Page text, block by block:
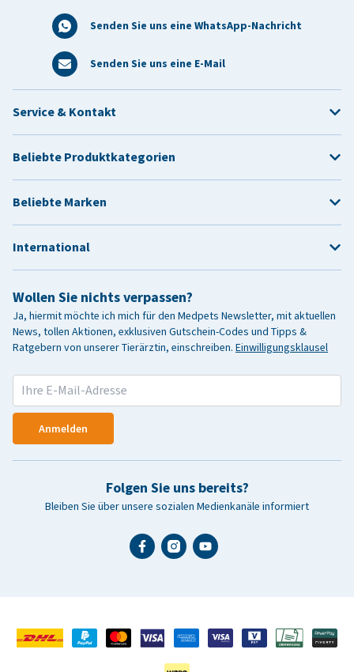
Senden Sie uns eine WhatsApp-Nachricht
Senden Sie uns eine E-Mail
Wollen Sie nichts verpassen?
Ja, hiermit möchte ich mich für den Medpets Newsletter, mit aktuellen
News, tollen Aktionen, exklusiven Gutschein-Codes und Tipps &
Ratgebern von unserer Tierärztin, einschreiben. Einwilligungsklausel
Anmelden
Folgen Sie uns bereits?
Bleiben Sie über unsere sozialen Medienkanäle informiert
Service & Kontakt
Beliebte Produktkategorien
Beliebte Marken
International